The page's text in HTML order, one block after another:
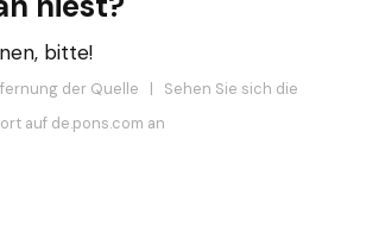
bitte!
der Quelle | Sehen Sie sich die
auf de.pons.com an